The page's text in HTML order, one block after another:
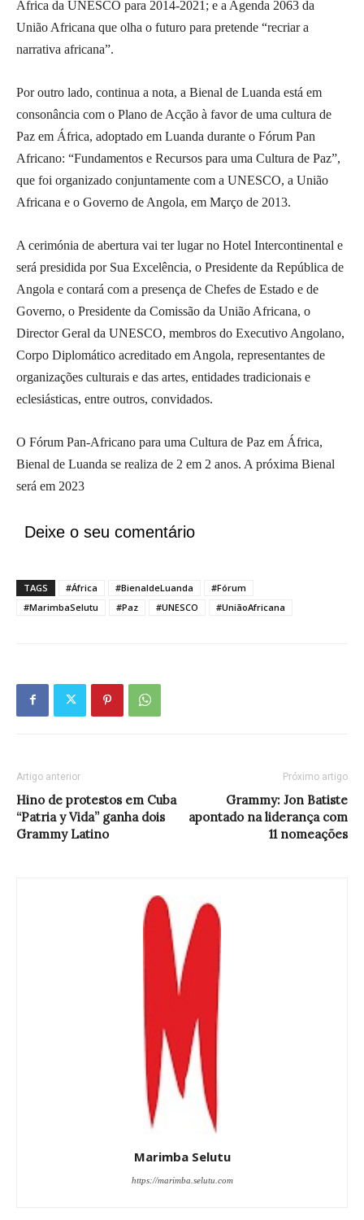
África da UNESCO para 2014-2021; e a Agenda 2063 da
União Africana que olha o futuro para pretende “recriar a
narrativa africana”.
Por outro lado, continua a nota, a Bienal de Luanda está em
consonância com o Plano de Acção à favor de uma cultura de
Paz em África, adoptado em Luanda durante o Fórum Pan
Africano: “Fundamentos e Recursos para uma Cultura de Paz”,
que foi organizado conjuntamente com a UNESCO, a União
Africana e o Governo de Angola, em Março de 2013.
A cerimónia de abertura vai ter lugar no Hotel Intercontinental e
será presidida por Sua Excelência, o Presidente da República de
Angola e contará com a presença de Chefes de Estado e de
Governo, o Presidente da Comissão da União Africana, o
Director Geral da UNESCO, membros do Executivo Angolano,
Corpo Diplomático acreditado em Angola, representantes de
organizações culturais e das artes, entidades tradicionais e
eclesiásticas, entre outros, convidados.
O Fórum Pan-Africano para uma Cultura de Paz em África,
Bienal de Luanda se realiza de 2 em 2 anos. A próxima Bienal
será em 2023
Deixe o seu comentário
TAGS #África #BienaldeLuanda
#Fórum
#MarimbaSelutu
#Paz #UNESCO #UniãoAfricana
Artigo anterior
Hino de protestos em Cuba
“Patria y Vida” ganha dois
Grammy Latino
Próximo artigo
Grammy: Jon Batiste
apontado na liderança com
11 nomeações
Marimba Selutu
https://marimba.selutu.com